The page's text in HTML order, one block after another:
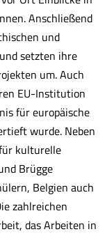
Anschließend
und
setzten ihre
um. Auch
EU-Institution
für europäische
wurde. Neben
kulturelle
Brügge
Belgien auch
zahlreichen
das Arbeiten in